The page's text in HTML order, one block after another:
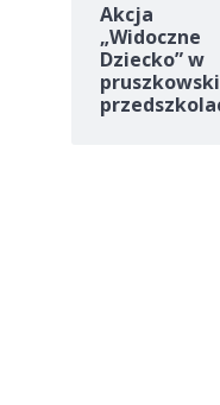
Akcja
„Widoczne
Dziecko” w